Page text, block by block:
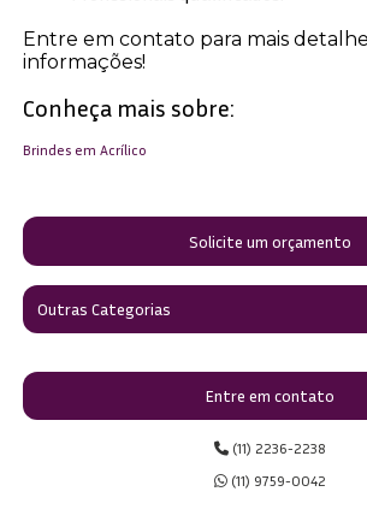
Entre em contato para mais
informações!
Conheça mais sobre:
Brindes em Acrílico
Solicite um orçamento
Outras Categorias
Entre em contato
(11) 2236-2238
(11) 9759-0042